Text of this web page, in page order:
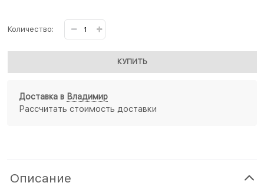
Количество:
КУПИТЬ
Доставка в Владимир
Рассчитать стоимость доставки
Описание